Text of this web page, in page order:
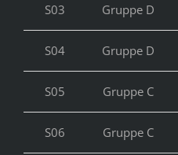
S03 Gruppe D
S04 Gruppe D
S05 Gruppe C
S06 Gruppe C